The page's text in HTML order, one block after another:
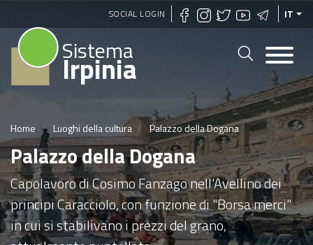
Salta
al
SOCIAL LOGIN IT
Sistema
Irpinia
Home Luoghi della cultura Palazzo della Dogana
Palazzo della Dogana
Capolavoro di Cosimo Fanzago nell'Avellino dei
principi Caracciolo, con funzione di "Borsa merci"
in cui si stabilivano i prezzi del grano,